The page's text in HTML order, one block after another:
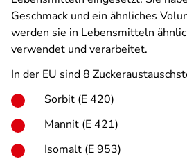
Geschmack und ein ähnliches
werden sie in Lebensmitteln
verwendet und verarbeitet.
In der EU sind 8
Sorbit (E 420)
Mannit (E 421)
Isomalt (E 953)